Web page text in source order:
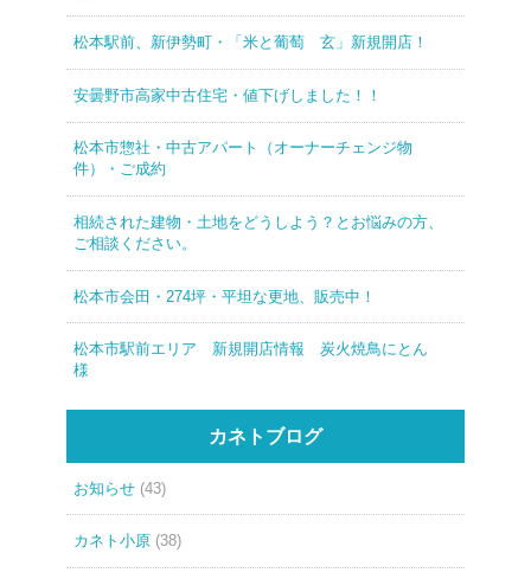
松本駅前、新伊勢町・「米と葡萄 玄」新規開店！
安曇野市高家中古住宅・値下げしました！！
松本市惣社・中古アパート（オーナーチェンジ物
件）・ご成約
相続された建物・土地をどうしよう？とお悩みの方、
ご相談ください。
松本市会田・274坪・平坦な更地、販売中！
松本市駅前エリア 新規開店情報 炭火焼鳥にとん
様
カネトブログ
お知らせ(43)
カネト小原(38)